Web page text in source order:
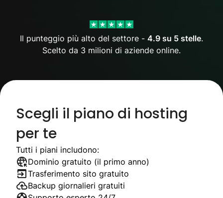
Il punteggio più alto del settore - 4.9 su 5 stelle.
Scelto da 3 milioni di aziende online.
Scegli il piano di hosting
per te
Tutti i piani includono:
Dominio gratuito (il primo anno)
Trasferimento sito gratuito
Backup giornalieri gratuiti